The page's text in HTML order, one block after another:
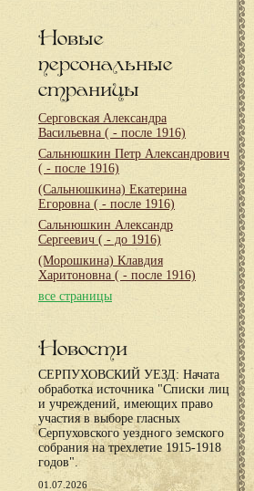
Новые
персональные
страницы
Серговская Александра
Васильевна ( - после 1916)
Сальнюшкин Петр Александрович
( - после 1916)
(Сальнюшкина) Екатерина
Егоровна ( - после 1916)
Сальнюшкин Александр
Сергеевич ( - до 1916)
(Морошкина) Клавдия
Харитоновна ( - после 1916)
все страницы
Новости
СЕРПУХОВСКИЙ УЕЗД: Начата
обработка источника "Списки лиц
и учреждений, имеющих право
участия в выборе гласных
Серпуховского уездного земского
собрания на трехлетие 1915-1918
годов".
01.07.2026